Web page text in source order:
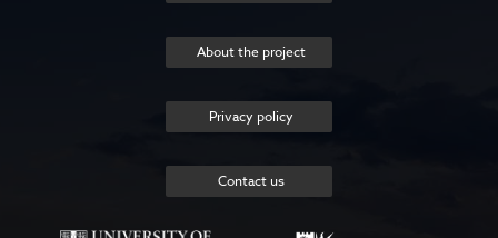
About the project
Privacy policy
Contact us